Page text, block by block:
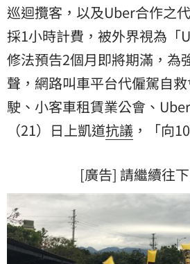
巡迴攬客，以及Uber合作之
採1小時計費，被外界視為「
修法預告2個月即將期滿，為
聲，網路叫車平台代僱駕自
駛、小客車租賃業公會、
（21）日上凱道抗議 ，「向
[廣告] 請繼續往